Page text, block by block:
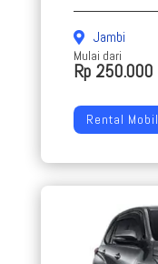
Jambi
Mulai dari
Rp 250.000
Rental Mobil